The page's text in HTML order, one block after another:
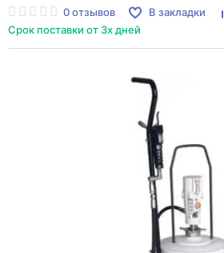
0 отзывов В закладки
Срок поставки от 3х дней